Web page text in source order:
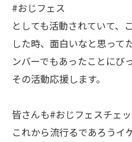
#おじフェス
としても活動されていて、
した時、面白いなと思って
ンバーでもあったことにび
その活動応援します。
皆さんも#おじフェスチェ
これから流行るであろうイ